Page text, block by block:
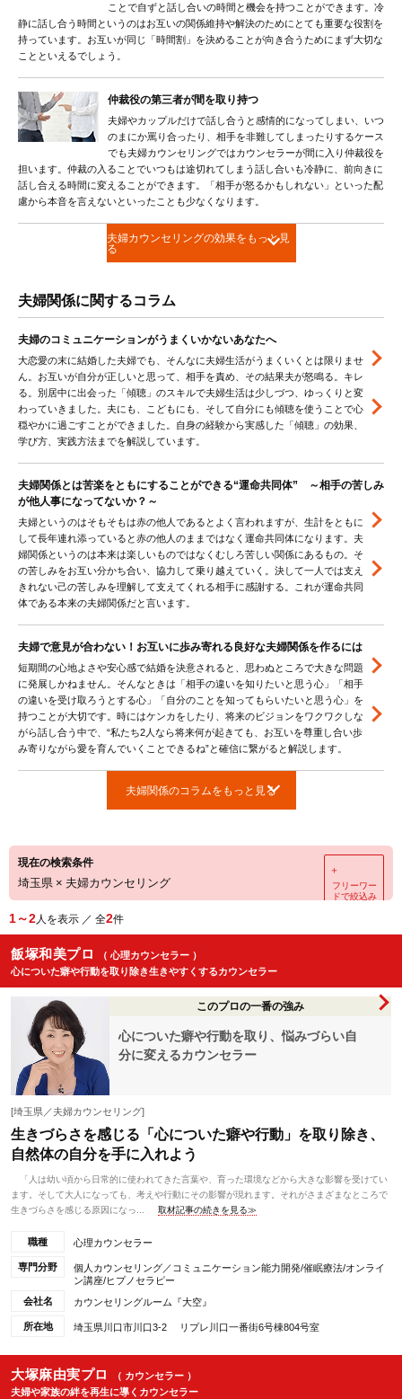
ことで自ずと話し合いの時間と機会を持つことができます。冷
静に話し合う時間というのはお互いの関係維持や解決のためにとても重要な役割を
持っています。お互いが同じ「時間割」を決めることが向き合うためにまず大切な
ことといえるでしょう。
仲裁役の第三者が間を取り持つ
夫婦やカップルだけで話し合うと感情的になってしまい、いつ
のまにか罵り合ったり、相手を非難してしまったりするケース
でも夫婦カウンセリングではカウンセラーが間に入り仲裁役を
担います。仲裁の入ることでいつもは途切れてしまう話し合いも冷静に、前向きに
話し合える時間に変えることができます。「相手が怒るかもしれない」といった配
慮から本音を言えないといったことも少なくなります。
夫婦カウンセリングの効果をもっと見
る
夫婦関係に関するコラム
夫婦のコミュニケーションがうまくいかないあなたへ
大恋愛の末に結婚した夫婦でも、そんなに夫婦生活がうまくいくとは限りませ
ん。お互いが自分が正しいと思って、相手を責め、その結果夫が怒鳴る。キレ
る。別居中に出会った「傾聴」のスキルで夫婦生活は少しづつ、ゆっくりと変
わっていきました。夫にも、こどもにも、そして自分にも傾聴を使うことで心
穏やかに過ごすことができました。自身の経験から実感した「傾聴」の効果、
学び方、実践方法までを解説しています。
夫婦関係とは苦楽をともにすることができる“運命共同体” ～相手の苦しみ
が他人事になってないか？～
夫婦というのはそもそもは赤の他人であるとよく言われますが、生計をともに
して長年連れ添っていると赤の他人のままではなく運命共同体になります。夫
婦関係というのは本来は楽しいものではなくむしろ苦しい関係にあるもの。そ
の苦しみをお互い分かち合い、協力して乗り越えていく。決して一人では支え
きれない己の苦しみを理解して支えてくれる相手に感謝する。これが運命共同
体である本来の夫婦関係だと言います。
夫婦で意見が合わない！お互いに歩み寄れる良好な夫婦関係を作るには
短期間の心地よさや安心感で結婚を決意されると、思わぬところで大きな問題
に発展しかねません。そんなときは「相手の違いを知りたいと思う心」「相手
の違いを受け取ろうとする心」「自分のことを知ってもらいたいと思う心」を
持つことが大切です。時にはケンカをしたり、将来のビジョンをワクワクしな
がら話し合う中で、“私たち2人なら将来何が起きても、お互いを尊重し合い歩
み寄りながら愛を育んでいくことできるね”と確信に繋がると解説します。
夫婦関係のコラムをもっと見る
現在の検索条件
埼玉県 × 夫婦カウンセリング
＋
フリーワー
ドで絞込み
1～2人を表示 ／ 全2件
飯塚和美プロ
（ 心理カウンセラー ）
心についた癖や行動を取り除き生きやすくするカウンセラー
このプロの一番の強み
心についた癖や行動を取り、悩みづらい自
分に変えるカウンセラー
[埼玉県／夫婦カウンセリング]
生きづらさを感じる「心についた癖や行動」を取り除き、
自然体の自分を手に入れよう
「人は幼い頃から日常的に使われてきた言葉や、育った環境などから大きな影響を受けてい
ます。そして大人になっても、考えや行動にその影響が現れます。それがさまざまなところで
生きづらさを感じる原因になっ...
取材記事の続きを見る≫
職種 心理カウンセラー
専門分野
個人カウンセリング／コミュニケーション能力開発/催眠療法/オンライ
ン講座/ヒプノセラピー
会社名
カウンセリングルーム『大空』
所在地 埼玉県川口市川口3-2 リプレ川口一番街6号棟804号室
大塚麻由実プロ
（ カウンセラー ）
夫婦や家族の絆を再生に導くカウンセラー